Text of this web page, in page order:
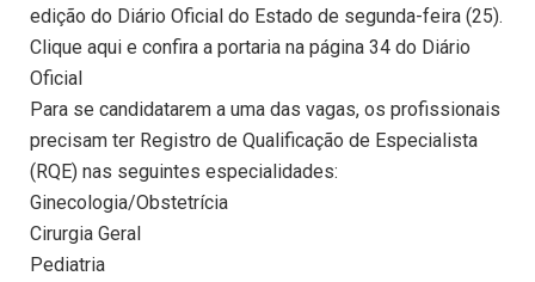
edição do Diário Oficial do Estado de segunda-feira (25).
Clique aqui e confira a portaria na página 34 do Diário
Oficial
Para se candidatarem a uma das vagas, os profissionais
precisam ter Registro de Qualificação de Especialista
(RQE) nas seguintes especialidades:
Ginecologia/Obstetrícia
Cirurgia Geral
Pediatria